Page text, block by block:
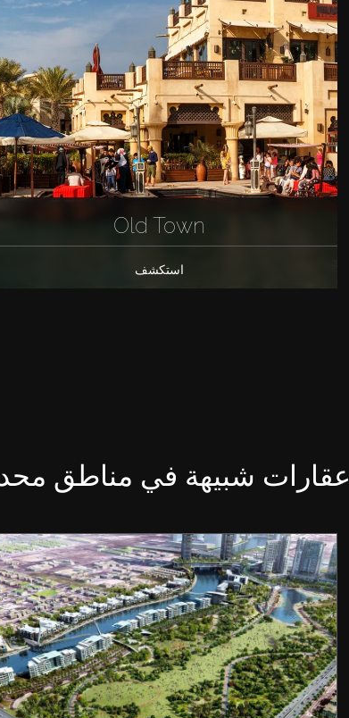
Old Town
استكشف
عقارات شبيهة في مناطق